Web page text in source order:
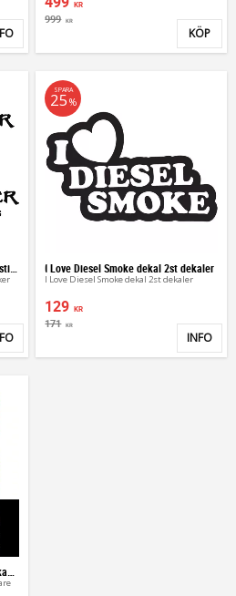
Lägg till i favoriter
KR
999 KR
KÖP
Lägg till i favoriter
I Love Diesel Smoke dekal 2st dekaler
I Love Diesel Smoke dekal 2st dekaler
129 KR
171 KR
SPARA
25 %
INFO
Monster klo dekaler stickers strålkastare